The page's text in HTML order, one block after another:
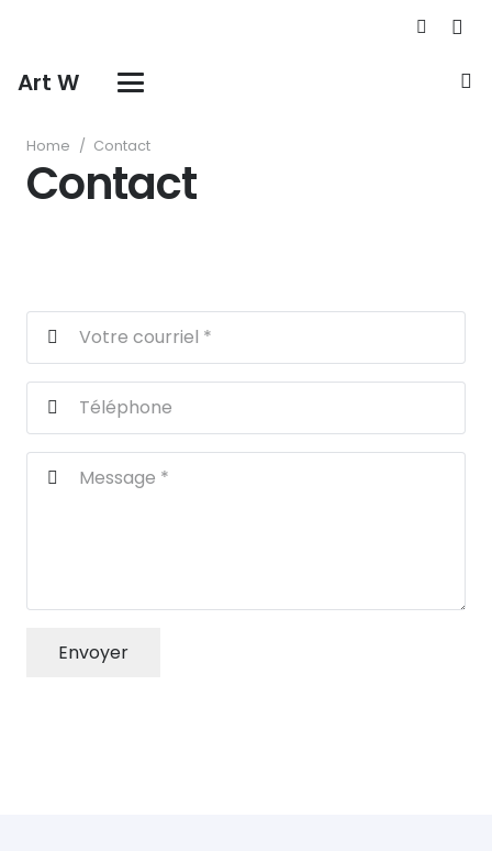
Art W
Home / Contact
Contact
Envoyer